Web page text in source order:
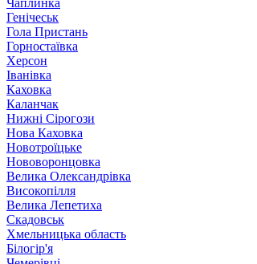
Чаплинка
Генічеськ
Гола Пристань
Горностаївка
Херсон
Іванівка
Каховка
Каланчак
Нижні Сірогози
Нова Каховка
Новотроїцьке
Нововоронцовка
Велика Олександрівка
Високопілля
Велика Лепетиха
Скадовськ
Хмельницька область
Білогір'я